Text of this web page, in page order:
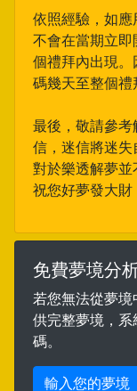
依照經驗，如
不會在當期立
個禮拜內出現
碼幾天至整個禮
最後，敬請參
信，迷信將迷失
對於樂透解夢並
祝您好夢發大財
免費夢境分
若您無法從夢
供完整夢境，
碼。
輸入您的夢境